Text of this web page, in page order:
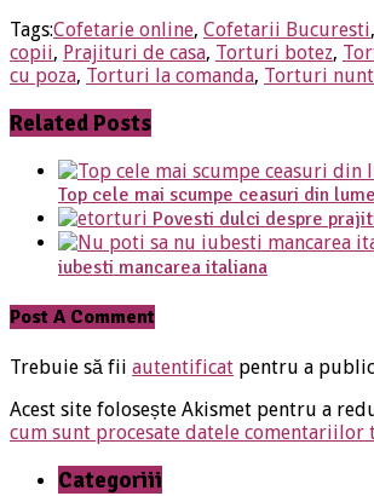
Tags:Cofetarie online, Cofetarii Bucuresti,
copii, Prajituri de casa, Torturi botez,
cu poza, Torturi la comanda, Torturi
Related Posts
Top cele mai scumpe ceasuri din
Povesti dulci despre
iubesti mancarea italiana
Post A Comment
Trebuie să fii autentificat pentru a
Acest site folosește Akismet pentru a
cum sunt procesate datele comentariilor
Categoriii